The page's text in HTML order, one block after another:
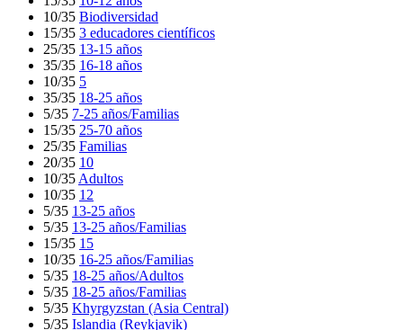
10/35 Biodiversidad
15/35 3 educadores científicos
25/35 13-15 años
35/35 16-18 años
10/35 5
35/35 18-25 años
5/35 7-25 años/Familias
15/35 25-70 años
25/35 Familias
20/35 10
10/35 Adultos
10/35 12
5/35 13-25 años
5/35 13-25 años/Familias
15/35 15
10/35 16-25 años/Familias
5/35 18-25 años/Adultos
5/35 18-25 años/Familias
5/35 Khyrgyzstan (Asia Central)
5/35 Islandia (Reykjavik)